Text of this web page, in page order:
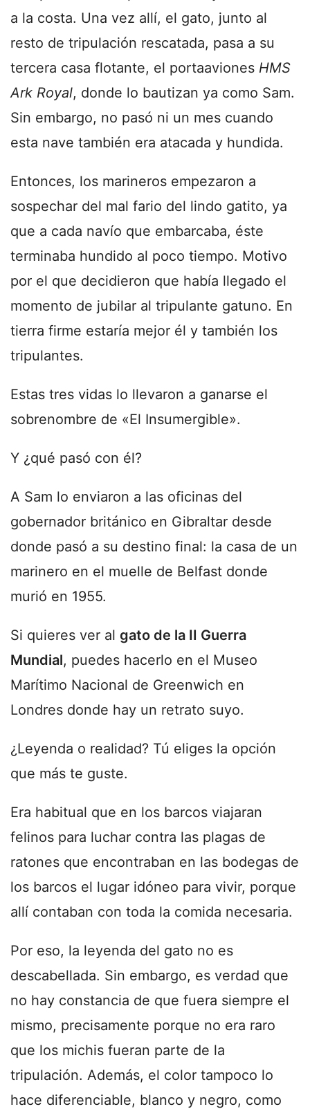
a la costa. Una vez allí, el gato, junto al
resto de tripulación rescatada, pasa a su
tercera casa flotante, el portaaviones HMS
Ark Royal, donde lo bautizan ya como Sam.
Sin embargo, no pasó ni un mes cuando
esta nave también era atacada y hundida.
Entonces, los marineros empezaron a
sospechar del mal fario del lindo gatito, ya
que a cada navío que embarcaba, éste
terminaba hundido al poco tiempo. Motivo
por el que decidieron que había llegado el
momento de jubilar al tripulante gatuno. En
tierra firme estaría mejor él y también los
tripulantes.
Estas tres vidas lo llevaron a ganarse el
sobrenombre de «El Insumergible».
Y ¿qué pasó con él?
A Sam lo enviaron a las oficinas del
gobernador británico en Gibraltar desde
donde pasó a su destino final: la casa de un
marinero en el muelle de Belfast donde
murió en 1955.
Si quieres ver al gato de la II Guerra
Mundial, puedes hacerlo en el Museo
Marítimo Nacional de Greenwich en
Londres donde hay un retrato suyo.
¿Leyenda o realidad? Tú eliges la opción
que más te guste.
Era habitual que en los barcos viajaran
felinos para luchar contra las plagas de
ratones que encontraban en las bodegas de
los barcos el lugar idóneo para vivir, porque
allí contaban con toda la comida necesaria.
Por eso, la leyenda del gato no es
descabellada. Sin embargo, es verdad que
no hay constancia de que fuera siempre el
mismo, precisamente porque no era raro
que los michis fueran parte de la
tripulación. Además, el color tampoco lo
hace diferenciable, blanco y negro, como